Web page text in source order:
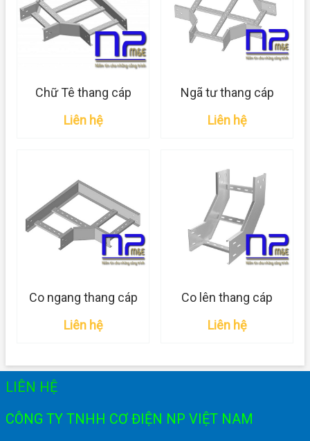
Chữ Tê thang cáp
Liên hệ
Ngã tư thang cáp
Liên hệ
Co ngang thang cáp
Liên hệ
Co lên thang cáp
Liên hệ
LIÊN HỆ
CÔNG TY TNHH CƠ ĐIỆN NP VIỆT NAM